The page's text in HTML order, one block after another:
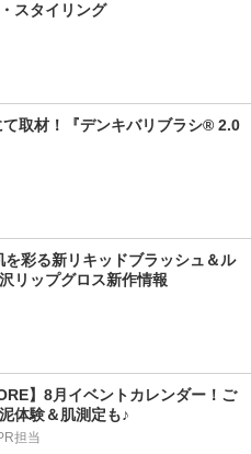
スタイリング
取材！『デンキバリブラシ® 2.0
彩る新リキッドブラッシュ＆ル
リップグロス新作情報
】8月イベントカレンダー！ご
体験＆肌測定も♪
担当